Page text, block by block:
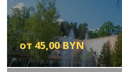
от 45,00 BYN